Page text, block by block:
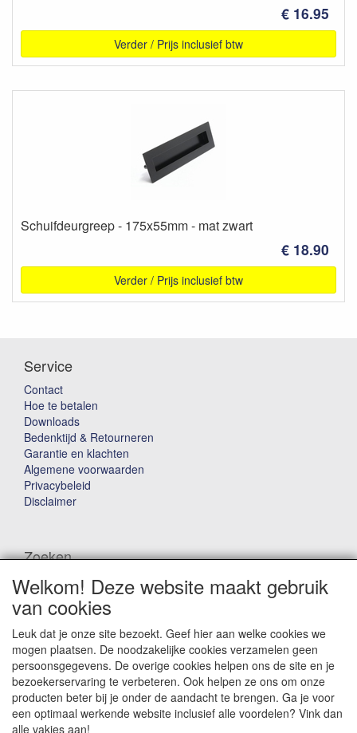
€ 16.95
Verder / Prijs inclusief btw
Schuifdeurgreep - 175x55mm - mat zwart
€ 18.90
Verder / Prijs inclusief btw
Service
Contact
Hoe te betalen
Downloads
Bedenktijd & Retourneren
Garantie en klachten
Algemene voorwaarden
Privacybeleid
Disclaimer
Zoeken
Waar ben je naar op zoek?
Winkelwagen
Welkom! Deze website maakt gebruik
van cookies
Leuk dat je onze site bezoekt. Geef hier aan welke cookies we
mogen plaatsen. De noodzakelijke cookies verzamelen geen
persoonsgegevens. De overige cookies helpen ons de site en je
bezoekerservaring te verbeteren. Ook helpen ze ons om onze
producten beter bij je onder de aandacht te brengen. Ga je voor
een optimaal werkende website inclusief alle voordelen? Vink dan
alle vakjes aan!